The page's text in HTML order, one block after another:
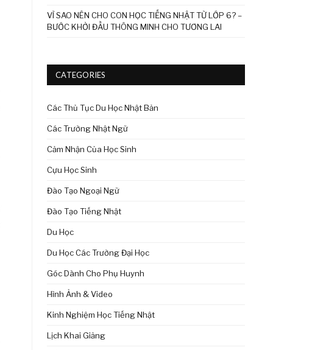
VÌ SAO NÊN CHO CON HỌC TIẾNG NHẬT TỪ LỚP 6? –
BƯỚC KHỞI ĐẦU THÔNG MINH CHO TƯƠNG LAI
CATEGORIES
Các Thủ Tục Du Học Nhật Bản
Các Trường Nhật Ngữ
Cảm Nhận Của Học Sinh
Cựu Học Sinh
Đào Tạo Ngoại Ngữ
Đào Tạo Tiếng Nhật
Du Học
Du Học Các Trường Đại Học
Góc Dành Cho Phụ Huynh
Hình Ảnh & Video
Kinh Nghiệm Học Tiếng Nhật
Lịch Khai Giảng